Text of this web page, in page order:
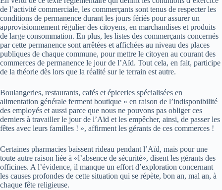
de l’activité commerciale, les commerçants sont tenus de respecter les
conditions de permanence durant les jours fériés pour assurer un
approvisionnement régulier des citoyens, en marchandises et produits
de large consommation. En plus, les listes des commerçants concernés
par cette permanence sont arrêtées et affichées au niveau des places
publiques de chaque commune, pour mettre le citoyen au courant des
commerces de permanence le jour de l’Aïd. Tout cela, en fait, participe
de la théorie dès lors que la réalité sur le terrain est autre.
Boulangeries, restaurants, cafés et épiceries spécialisées en
alimentation générale ferment boutique « en raison de l’indisponibilité
des employés et aussi parce que nous ne pouvons pas obliger ces
derniers à travailler le jour de l’Aïd et les empêcher, ainsi, de passer les
fêtes avec leurs familles ! », affirment les gérants de ces commerces !
Certaines pharmacies baissent rideau pendant l’Aïd, mais pour une
toute autre raison liée à «l’absence de sécurité», disent les gérants des
officines. A l’évidence, il manque un effort d’exploration concernant
les causes profondes de cette situation qui se répète, bon an, mal an, à
chaque fête religieuse.